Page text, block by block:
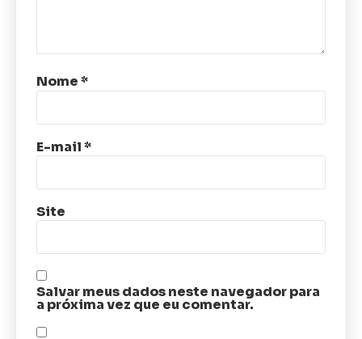
Nome*
E-mail*
Site
Salvar meus dados neste navegador para
a próxima vez que eu comentar.